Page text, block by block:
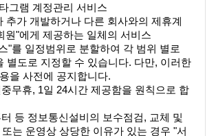
그램 계정관리 서비스
가 개발하거나 다른 회사와의 제휴계
원"에게 제공하는 일체의 서비스
"를 일정범위로 분할하여 각 범위 별로
별도로 지정할 수 있습니다. 다만, 이러한
을 사전에 공지합니다.
무휴, 1일 24시간 제공함을 원칙으로 합
등 정보통신설비의 보수점검, 교체 및
는 운영상 상당한 이유가 있는 경우 "서